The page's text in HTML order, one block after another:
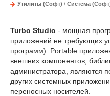
Утилиты (Софт) / Система
Turbo Studio - мощная
приложений не требующих
программ). Portable
внешних компонентов,
администратора, являются
других системных
переносных носителей.